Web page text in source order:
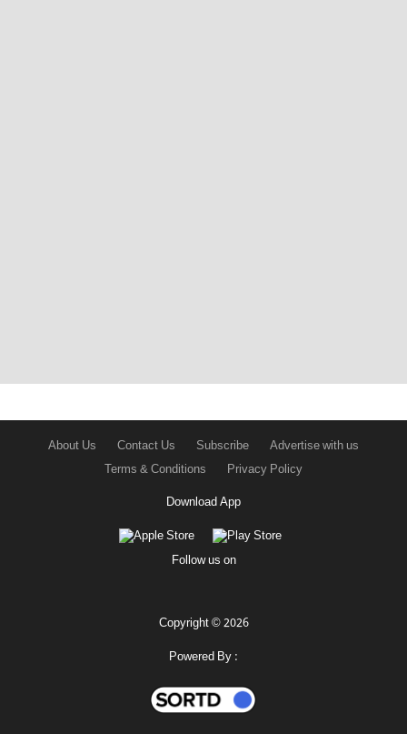
About Us Contact Us Subscribe
Advertise with us
Terms & Conditions
Privacy Policy
Download App
Follow us on
Copyright © 2026
Powered By :